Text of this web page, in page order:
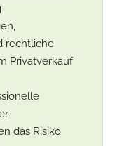
rechtliche
Privatverkauf
das Risiko